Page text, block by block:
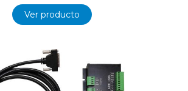
Ver producto